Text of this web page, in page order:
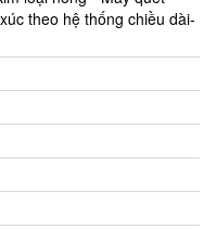
theo hệ thống chiều dài-